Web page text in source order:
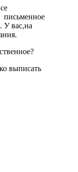
письменное
У вас,на
выписать